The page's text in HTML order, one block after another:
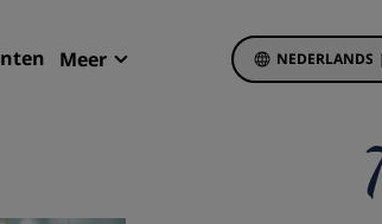
Meer NEDERLANDS |